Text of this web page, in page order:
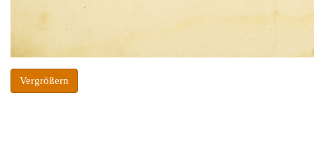
Vergrößern